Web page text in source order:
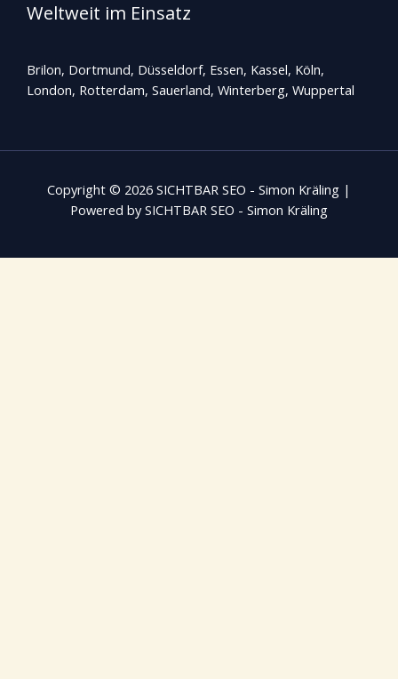
Weltweit im Einsatz
Brilon, Dortmund, Düsseldorf, Essen, Kassel, Köln,
London, Rotterdam, Sauerland, Winterberg, Wuppertal
Copyright © 2026 SICHTBAR SEO - Simon Kräling |
Powered by SICHTBAR SEO - Simon Kräling